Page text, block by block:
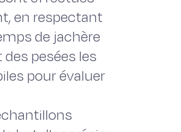
en respectant
de jachère
pesées les
pour évaluer